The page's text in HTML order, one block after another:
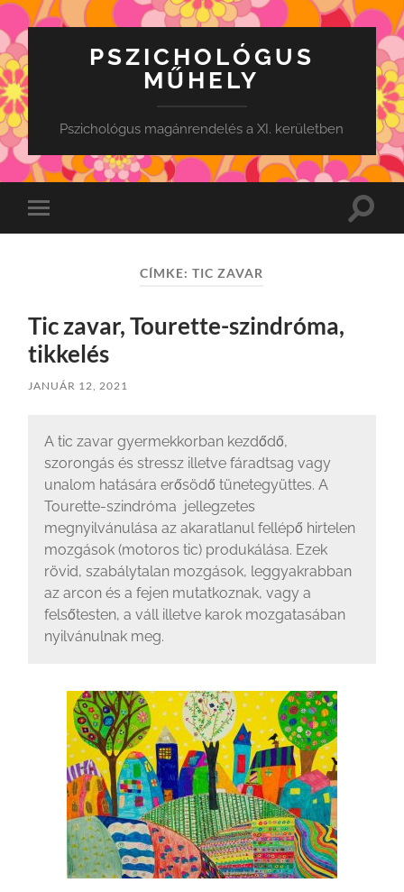
PSZICHOLÓGUS
MŰHELY
Pszichológus magánrendelés a XI. kerületben
Toggle
mobile
Toggle
CÍMKE:TIC ZAVAR
Tic zavar, Tourette-szindróma,
tikkelés
JANUÁR 12, 2021
A tic zavar gyermekkorban kezdődő,
szorongás és stressz illetve fáradtsag vagy
unalom hatására erősödő tünetegyüttes. A
Tourette-szindróma jellegzetes
megnyilvánulása az akaratlanul fellépő hirtelen
mozgások (motoros tic) produkálása. Ezek
rövid, szabálytalan mozgások, leggyakrabban
az arcon és a fejen mutatkoznak, vagy a
felsőtesten, a váll illetve karok mozgatasában
nyilvánulnak meg.